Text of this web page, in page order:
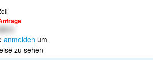
€
anmelden um
zu sehen